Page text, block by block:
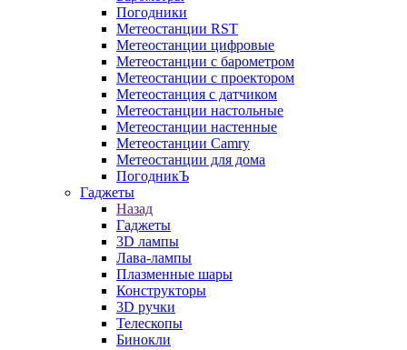
Погодники
Метеостанции RST
Метеостанции цифровые
Метеостанции с барометром
Метеостанции с проектором
Метеостанция с датчиком
Метеостанции настольные
Метеостанции настенные
Метеостанции Camry
Метеостанции для дома
ПогодникЪ
Гаджеты
Назад
Гаджеты
3D лампы
Лава-лампы
Плазменные шары
Конструкторы
3D ручки
Телескопы
Бинокли